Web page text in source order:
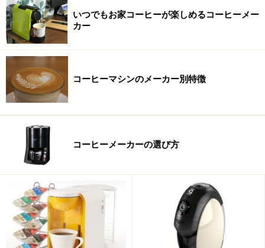
でもいつもおいしいコーヒーが味わえるのが最大の魅力
と言えます。
コーヒーマシンは、コーヒー粉を自分で詰めるタイプ
や、市販のカフェポッドを使用するタイプなど、様々な
マシンがありますが、コーヒー粉を詰めるタイプの場
トに同じ味にするのは難しいとのこと。また、パッドタ
イプの場合でも開封してしまうと酸化が進むため、徐々
に味が変化します。しかし、カプセルタイプなら、これ
らの心配がありません。ガイドも、パッドタイプのマシ
ンを持っていますが、確かに1缶に24個程度入っている
モノを購入してしまうと、飲み終わるまで1ヶ月くらい
かかってしまうこともあります。1日に何杯も飲むなら
ともかく1日1杯くらいであれば、鮮度が維持しやすいカ
いつでもお家コーヒーが楽しめるコーヒーメー
カー
コーヒーマシンのメーカー別特徴
コーヒーメーカーの選び方